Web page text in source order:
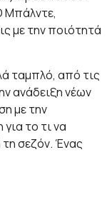
Μπάλντε,
με την ποιότητά
ταμπλό, από τις
ανάδειξη νέων
με την
το τι να
σεζόν. Ένας